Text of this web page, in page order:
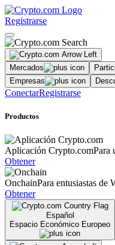
Registrarse
Mercados
Empresas
ConectarRegistrarse
Productos
Aplicación Crypto.comPara
Obtener
OnchainPara entusiastas de
Obtener
Español
Espacio Económico Europeo